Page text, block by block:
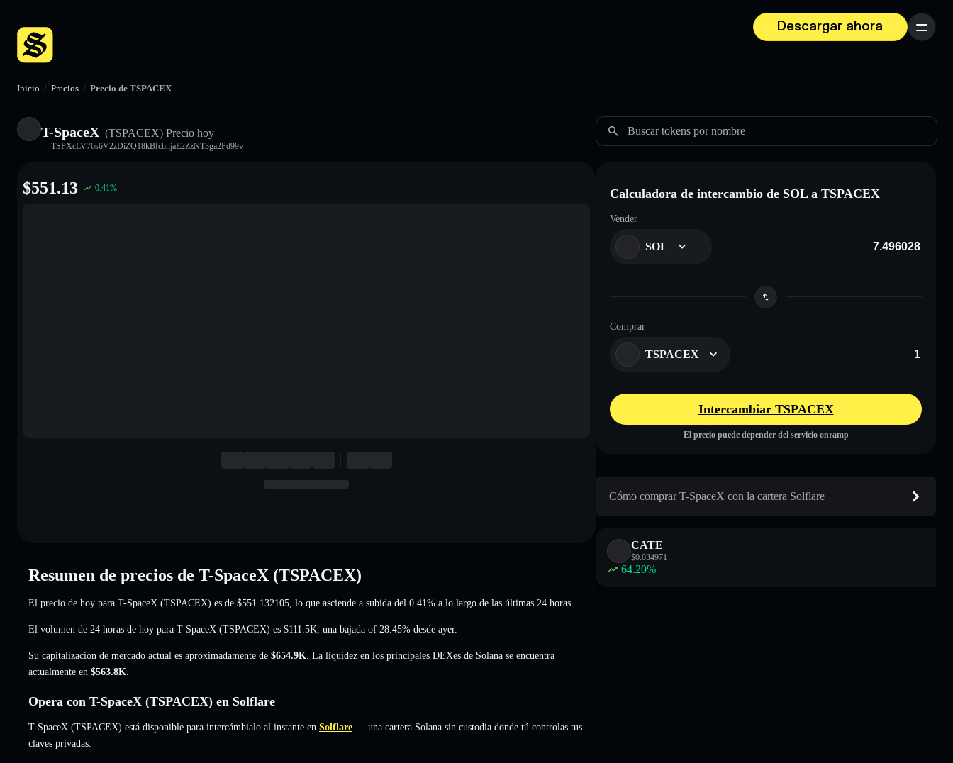
Descargar ahora
Menú
Inicio / Precios / Precio de TSPACEX
T-SpaceX (TSPACEX) Precio hoy
TSPXcLV76s6V2zDiZQ18kBfcbnjaE2ZzNT3ga2Pd99v
Buscar tokens por nombre
$551.13 0.41%
Resumen de precios de T-SpaceX (TSPACEX)
El precio de hoy para T-SpaceX (TSPACEX) es de $551.132105 , lo que asciende a subida del 0.41% a lo largo de las últimas 24 horas.
El volumen de 24 horas de hoy para T-SpaceX (TSPACEX) es $111.5K una bajada of 28.45% desde ayer.
Su capitalización de mercado actual es aproximadamente de $654.9K . La liquidez en los principales DEXes de Solana se encuentra
actualmente en $563.8K
Opera con T-SpaceX (TSPACEX) en Solflare
T-SpaceX (TSPACEX) está disponible para intercámbialo al instante en Solflare — una cartera Solana sin custodia donde tú controlas tus
claves privadas.
Calculadora de intercambio de SOL a TSPACEX
Vender
SOL
Comprar
TSPACEX
Intercambiar TSPACEX
El precio puede depender del servicio onramp
Cómo comprar T-SpaceX con la cartera Solflare
CATE
$0.034971
64.20%